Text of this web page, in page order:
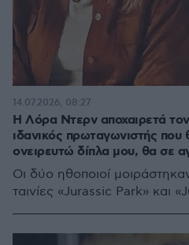
Η Λόρα Ντερν αποχαιρετά
ιδανικός πρωταγωνιστής
ονειρευτώ δίπλα μου, θα σε
Οι δύο ηθοποιοί
ταινίες «Jurassic Park» και
14.07.2026, 08:27